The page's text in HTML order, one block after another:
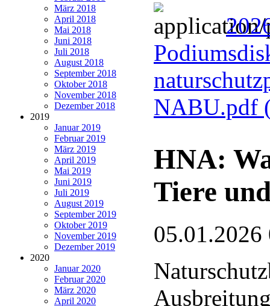
März 2018
April 2018
Mai 2018
Juni 2018
Juli 2018
August 2018
September 2018
Oktober 2018
November 2018
Dezember 2018
2019
Januar 2019
Februar 2019
März 2019
April 2019
Mai 2019
Juni 2019
Juli 2019
August 2019
September 2019
Oktober 2019
November 2019
Dezember 2019
2020
Januar 2020
Februar 2020
März 2020
April 2020
NABU.pdf
HNA:
Tiere
05.01.2026